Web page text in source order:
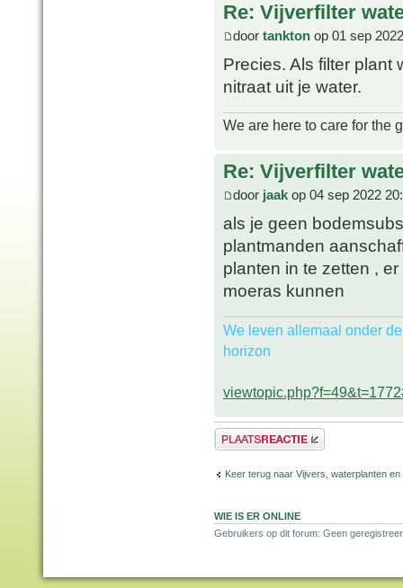
Re: Vijverfilter
door tankton op 01 sep
Precies. Als filter plant
nitraat uit je water.
We are here to care for the
Re: Vijverfilter
door jaak op 04 sep 2022
als je geen
plantmanden
planten in te zetten ,
moeras kunnen
We leven allemaal onder
horizon
Plaats een reactie
Keer terug naar Vijvers, waterplanten en
WIE IS ER ONLINE
Gebruikers op dit forum: Geen